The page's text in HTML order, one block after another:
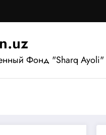
Фонд "Sharq Ayoli"